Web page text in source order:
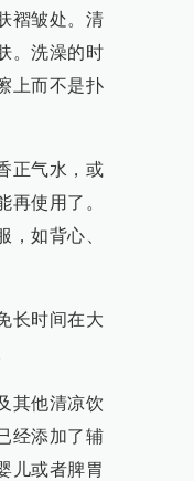
褶皱处。清
。洗澡的时
上而不是扑
正气水，或
使用了。
如背心、
长时间在大
其他清凉饮
经添加了辅
儿或者脾胃